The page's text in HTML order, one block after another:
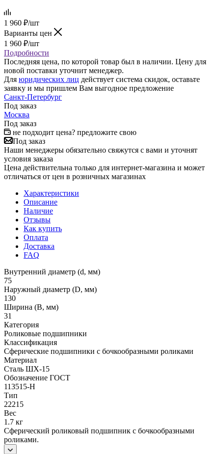
1 960 ₽/шт
Варианты цен
1 960 ₽/шт
Подробности
Последняя цена, по которой товар был в наличии. Цену для
новой поставки уточнит менеджер.
Для юридических лиц действует система скидок, оставьте
заявку и мы пришлем Вам выгодное предложение
Санкт-Петербург
Под заказ
Москва
Под заказ
не подходит цена? предложите свою
Под заказ
Наши менеджеры обязательно свяжутся с вами и уточнят
условия заказа
Цена действительна только для интернет-магазина и может
отличаться от цен в розничных магазинах
Характеристики
Описание
Наличие
Отзывы
Как купить
Оплата
Доставка
FAQ
Внутренний диаметр (d, мм)
75
Наружный диаметр (D, мм)
130
Ширина (B, мм)
31
Категория
Роликовые подшипники
Классификация
Сферические подшипники с бочкообразными роликами
Материал
Сталь ШХ-15
Обозначение ГОСТ
113515-Н
Тип
22215
Вес
1.7 кг
Сферический роликовый подшипник с бочкообразными
роликами.